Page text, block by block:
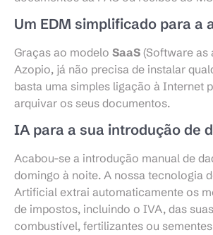
Um EDM simplificado para a
Graças ao modelo SaaS (Software as
Azopio, já não precisa de instalar
basta uma simples ligação à Internet
arquivar os seus documentos.
IA para a sua introdução de
Acabou-se a introdução manual de
domingo à noite. A nossa tecnologia
Artificial extrai automaticamente os
de impostos, incluindo o IVA, das
combustível, fertilizantes ou